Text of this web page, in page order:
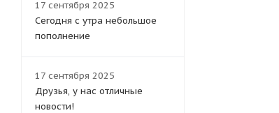
17 сентября 2025
Сегодня с утра небольшое
пополнение
17 сентября 2025
Друзья, у нас отличные
новости!